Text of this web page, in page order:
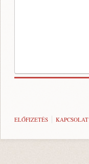
ELŐFIZETÉS KAPCSOLAT